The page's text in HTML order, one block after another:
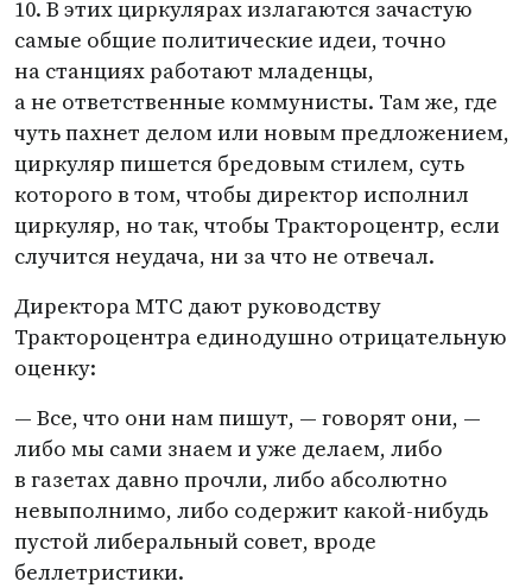
10. В этих циркулярах излагаются зачастую
самые общие политические идеи, точно
на станциях работают младенцы,
а не ответственные коммунисты. Там же, где
чуть пахнет делом или новым предложением,
циркуляр пишется бредовым стилем, суть
которого в том, чтобы директор исполнил
циркуляр, но так, чтобы Трактороцентр, если
случится неудача, ни за что не отвечал.
Директора МТС дают руководству
Трактороцентра единодушно отрицательную
оценку:
— Все, что они нам пишут, — говорят они, —
либо мы сами знаем и уже делаем, либо
в газетах давно прочли, либо абсолютно
невыполнимо, либо содержит какой-нибудь
пустой либеральный совет, вроде
беллетристики.